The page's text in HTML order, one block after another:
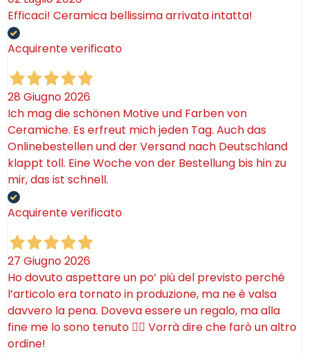
Efficaci! Ceramica bellissima arrivata intatta!
Acquirente verificato
28 Giugno 2026
Ich mag die schönen Motive und Farben von
Ceramiche. Es erfreut mich jeden Tag. Auch das
Onlinebestellen und der Versand nach Deutschland
klappt toll. Eine Woche von der Bestellung bis hin zu
mir, das ist schnell.
Acquirente verificato
27 Giugno 2026
Ho dovuto aspettare un po’ più del previsto perché
l’articolo era tornato in produzione, ma ne è valsa
davvero la pena. Doveva essere un regalo, ma alla
fine me lo sono tenuto 🤷‍♂️ Vorrà dire che farò un altro
ordine!